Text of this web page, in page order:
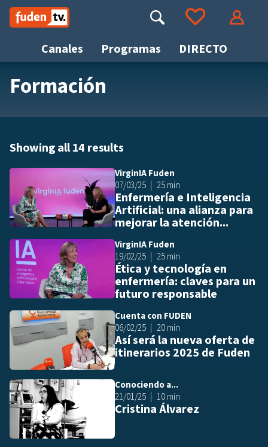
Saltar
contenido
Canales Programas DIRECTO
Buscar Ir a tus favoritos
Formación
Showing all 14 results
VirginIA Fuden
07/03/25
25 min
Enfermería e Inteligencia
Artificial: una alianza para
mejorar la atención...
VirginIA Fuden
19/02/25
25 min
Ética y tecnología en
enfermería: claves para un
futuro responsable
Cuenta con FUDEN
06/02/25
20 min
Así será la nueva oferta de
itinerarios 2025 de Fuden
Conociendo a...
21/01/25
10 min
Cristina Álvarez